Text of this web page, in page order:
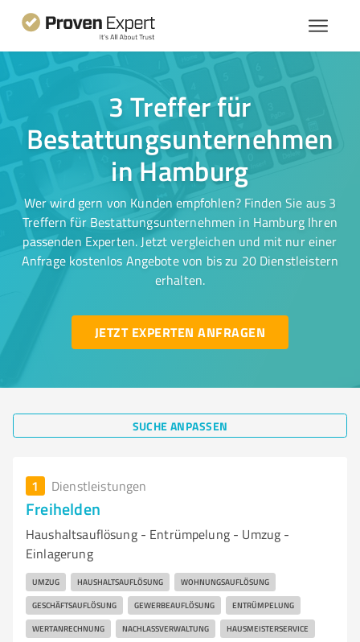
3 Treffer für
Bestattungsunternehmen
in Hamburg
Wer wird gern von Kunden empfohlen? Finden Sie aus 3
Treffern für Bestattungsunternehmen in Hamburg Ihren
passenden Experten. Jetzt vergleichen und mit nur einer
Anfrage kostenlos Angebote von bis zu 20 Dienstleistern
erhalten.
JETZT EXPERTEN ANFRAGEN
SUCHE ANPASSEN
1 Dienstleistungen
Freihelden
Haushaltsauflösung - Entrümpelung - Umzug -
Einlagerung
UMZUG HAUSHALTSAUFLÖSUNG WOHNUNGSAUFLÖSUNG
GESCHÄFTSAUFLÖSUNG GEWERBEAUFLÖSUNG ENTRÜMPELUNG
WERTANRECHNUNG NACHLASSVERWALTUNG HAUSMEISTERSERVICE